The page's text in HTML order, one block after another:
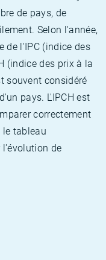
de pays, de
Selon l'année,
de l'IPC (indice des
(indice des prix à la
souvent considéré
pays. L'IPCH est
correctement
le tableau
l'évolution de